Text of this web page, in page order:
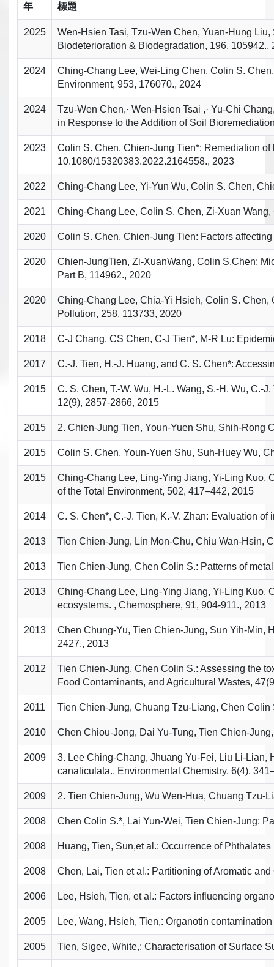
年 標題
2025
Wen-Hsien Tasi, Tzu-Wen Chen, Yuan-Hung
Biodeterioration & Biodegradation, 196, 105942.,
2024
Ching-Chang Lee, Wei-Ling Chen, Colin S.
Environment, 953, 176070., 2024
2024
Tzu‑Wen Chen,· Wen‑Hsien Tsai ,· Yu‑Chi
in Response to the Addition of Soil
2023
Colin S. Chen, Chien-Jung Tien*: Remediation
10.1080/15320383.2022.2164558., 2023
2022 Ching-Chang Lee, Yi-Yun Wu, Colin S. Chen,
2021 Ching-Chang Lee, Colin S. Chen, Zi-Xuan
2020 Colin S. Chen, Chien-Jung Tien: Factors
2020
Chien-JungTien, Zi-XuanWang, Colin S.Chen:
Part B, 114962., 2020
2020
Ching-Chang Lee, Chia-Yi Hsieh, Colin S. Chen,
Pollution, 258, 113733, 2020
2018 C-J Chang, CS Chen, C-J Tien*, M-R Lu:
2017 C.-J. Tien, H.-J. Huang, and C. S. Chen*:
2015
C. S. Chen, T.-W. Wu, H.-L. Wang, S.-H. Wu,
12(9), 2857-2866, 2015
2015 2. Chien-Jung Tien, Youn-Yuen Shu, Shih-Rong
2015 Colin S. Chen, Youn-Yuen Shu, Suh-Huey Wu,
2015
Ching-Chang Lee, Ling-Ying Jiang, Yi-Ling Kuo,
of the Total Environment, 502, 417–442, 2015
2014 C. S. Chen*, C.-J. Tien, K.-V. Zhan: Evaluation
2013 Tien Chien-Jung, Lin Mon-Chu, Chiu Wan-Hsin,
2013 Tien Chien-Jung, Chen Colin S.: Patterns of
2013
Ching-Chang Lee, Ling-Ying Jiang, Yi-Ling Kuo,
ecosystems. , Chemosphere, 91, 904-911., 2013
2013
Chen Chung-Yu, Tien Chien-Jung, Sun Yih-Min,
2427., 2013
2012
Tien Chien-Jung, Chen Colin S.: Assessing the
Food Contaminants, and Agricultural Wastes,
2011 Tien Chien-Jung, Chuang Tzu-Liang, Chen
2010 Chen Chiou-Jong, Dai Yu-Tung, Tien Chien-
2009
3. Lee Ching-Chang, Jhuang Yu-Fei, Liu Li-
canaliculata., Environmental Chemistry, 6(4),
2009 2. Tien Chien-Jung, Wu Wen-Hua, Chuang Tzu-
2008 Chen Colin S.*, Lai Yun-Wei, Tien Chien-Jung:
2008 Huang, Tien, Sun,et al.: Occurrence of
2008 Chen, Lai, Tien et al.: Partitioning of Aromatic
2006 Lee, Hsieh, Tien, et al.: Factors influencing
2005 Lee, Wang, Hsieh, Tien,: Organotin
2005 Tien, Sigee, White,: Characterisation of Surface